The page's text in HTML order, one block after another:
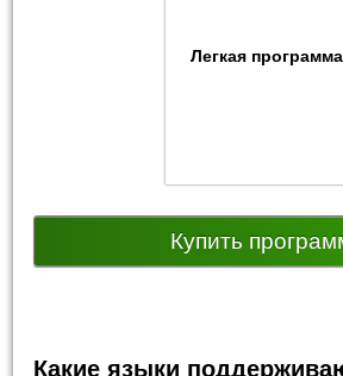
Легкая программа
Купить
Какие языки